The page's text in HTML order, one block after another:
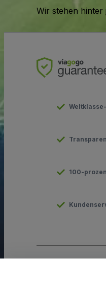
Wir stehen hinter
100-